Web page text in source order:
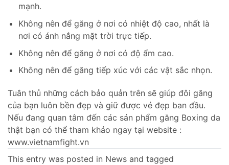
mạnh.
Không nên để găng ở nơi có nhiệt độ cao, nhất là
nơi có ánh nắng mặt trời trực tiếp.
Không nên để găng ở nơi có độ ẩm cao.
Không nên để găng tiếp xúc với các vật sắc nhọn.
Tuân thủ những cách bảo quản trên sẽ giúp đôi găng
của bạn luôn bền đẹp và giữ được vẻ đẹp ban đầu.
Nếu đang quan tâm đến các sản phẩm găng Boxing da
thật bạn có thể tham khảo ngay tại website :
www.vietnamfight.vn
This entry was posted in News and tagged